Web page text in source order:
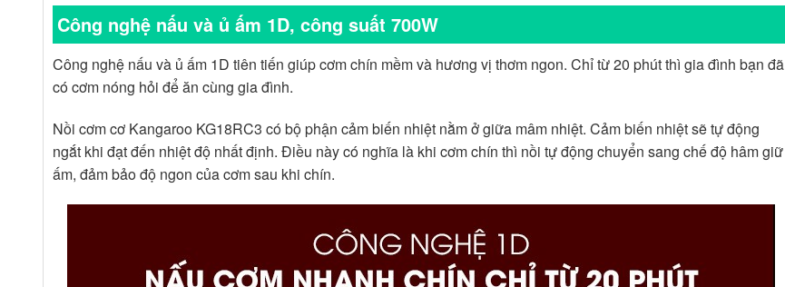
Công nghệ nấu và ủ ấm 1D, công suất 700W
Công nghệ nấu và ủ ấm 1D tiên tiến giúp cơm chín mềm và hương vị thơm ngon. Chỉ từ 20 phút thì gia đình bạn đã
có cơm nóng hỏi để ăn cùng gia đình.
Nồi cơm cơ Kangaroo KG18RC3 có bộ phận cảm biến nhiệt nằm ở giữa mâm nhiệt. Cảm biến nhiệt sẽ tự động
ngắt khi đạt đến nhiệt độ nhất định. Điều này có nghĩa là khi cơm chín thì nồi tự động chuyển sang chế độ hâm giữ
ấm, đảm bảo độ ngon của cơm sau khi chín.